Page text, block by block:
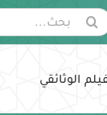
الوثائقي